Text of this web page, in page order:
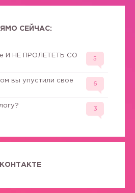
СЕЙЧАС:
И НЕ ПРОЛЕТЕТЬ СО
5
вы упустили свое
6
3